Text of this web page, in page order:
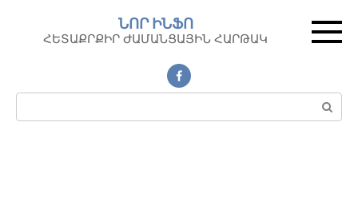
контенту
ՆՈՐ ԻՆՖՈ
ՀԵՏԱՔՐՔԻՐ ԺԱՄԱՆՑԱՅԻՆ ՀԱՐԹԱԿ
Поиск: